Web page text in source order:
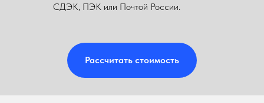
СДЭК, ПЭК или Почтой России.
Рассчитать стоимость